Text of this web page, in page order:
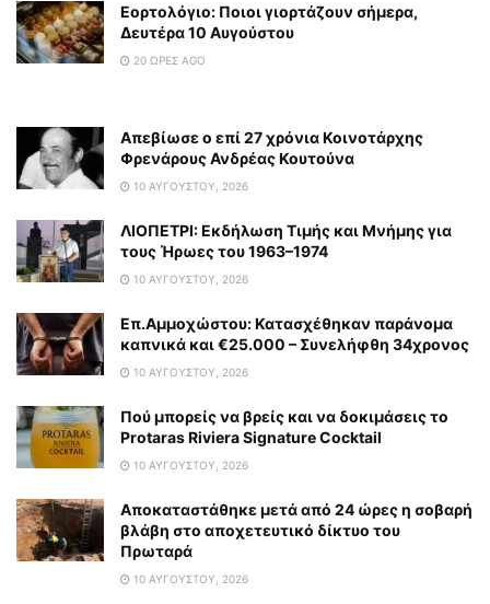
Εορτολόγιο: Ποιοι γιορτάζουν σήμερα,
Δευτέρα 10 Αυγούστου
20 ΏΡΕΣ AGO
Απεβίωσε ο επί 27 χρόνια Κοινοτάρχης
Φρενάρους Ανδρέας Κουτούνα
10 ΑΥΓΟΎΣΤΟΥ, 2026
ΛΙΟΠΕΤΡΙ: Εκδήλωση Τιμής και Μνήμης για
τους Ήρωες του 1963–1974
10 ΑΥΓΟΎΣΤΟΥ, 2026
Επ.Αμμοχώστου: Κατασχέθηκαν παράνομα
καπνικά και €25.000 – Συνελήφθη 34χρονος
10 ΑΥΓΟΎΣΤΟΥ, 2026
Πού μπορείς να βρείς και να δοκιμάσεις το
Protaras Riviera Signature Cocktail
10 ΑΥΓΟΎΣΤΟΥ, 2026
Αποκαταστάθηκε μετά από 24 ώρες η σοβαρή
βλάβη στο αποχετευτικό δίκτυο του
Πρωταρά
10 ΑΥΓΟΎΣΤΟΥ, 2026